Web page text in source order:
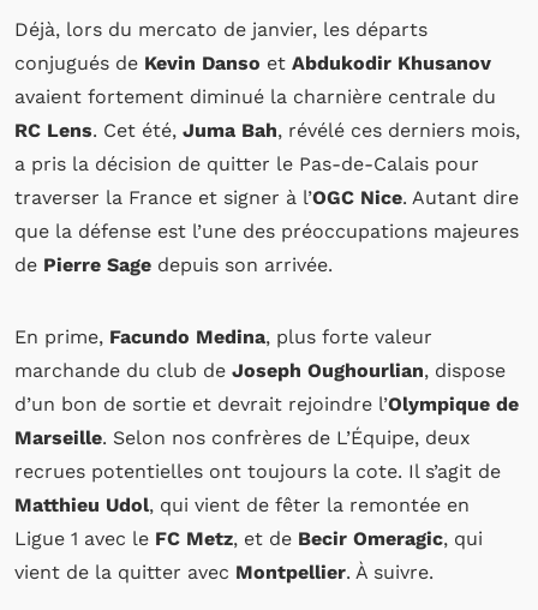
Déjà, lors du mercato de janvier, les départs
conjugués de Kevin Danso et Abdukodir Khusanov
avaient fortement diminué la charnière centrale du
RC Lens. Cet été, Juma Bah, révélé ces derniers mois,
a pris la décision de quitter le Pas-de-Calais pour
traverser la France et signer à l’OGC Nice. Autant dire
que la défense est l’une des préoccupations majeures
de Pierre Sage depuis son arrivée.
En prime, Facundo Medina, plus forte valeur
marchande du club de Joseph Oughourlian, dispose
d’un bon de sortie et devrait rejoindre l’Olympique de
Marseille. Selon nos confrères de L’Équipe, deux
recrues potentielles ont toujours la cote. Il s’agit de
Matthieu Udol, qui vient de fêter la remontée en
Ligue 1 avec le FC Metz, et de Becir Omeragic, qui
vient de la quitter avec Montpellier. À suivre.